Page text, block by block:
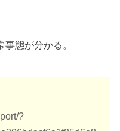
態が分かる。
?